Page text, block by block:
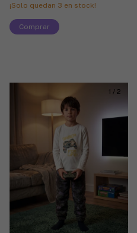
¡Solo quedan 3 en stock!
Comprar
1 / 2